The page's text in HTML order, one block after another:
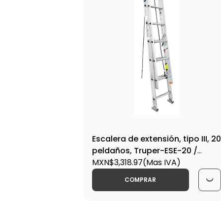
Escalera de extensión, tipo III, 20
peldaños, Truper-ESE-20 /
16027
MXN$3,318.97(Mas IVA)
COMPRAR